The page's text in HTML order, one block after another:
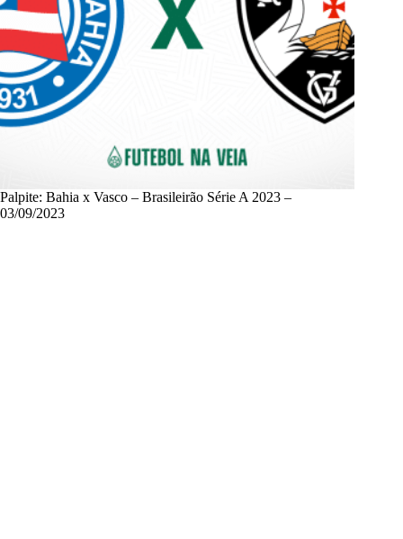
Palpite: Bahia x Vasco – Brasileirão Série A 2023 –
03/09/2023